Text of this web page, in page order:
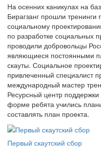
На осенних каникулах на
Бирагзанг прошли
социальному
по разработке социальных
проводили добровольцы
являющиеся постоянными
скауты. Социальное
привлеченный специалист
международный мастер
Ресурсный центр
форме ребята учились
составлять план проекта.
Первый скаутский сбор